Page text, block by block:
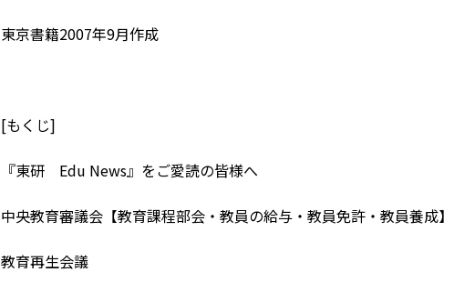
東京書籍2007年9月作成
[もくじ]
『東研 Edu News』をご愛読の皆様へ
中央教育審議会【教育課程部会・教員の給与・教員免許・教員養成】
教育再生会議